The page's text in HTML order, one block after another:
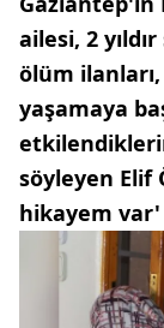
ailesi, 2
ölüm
yaşamaya
söyleyen Elif
hikayem var'